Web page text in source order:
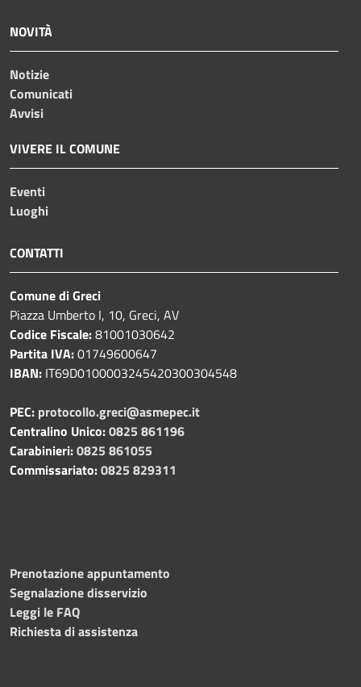
NOVITÀ
Notizie
Comunicati
Avvisi
VIVERE IL COMUNE
Eventi
Luoghi
CONTATTI
Comune di Greci
Piazza Umberto I, 10, Greci, AV
Codice Fiscale:81001030642
Partita IVA:01749600647
IBAN: IT69D0100003245420300304548
PEC: protocollo.greci@asmepec.it
Centralino Unico:0825 861196
Carabinieri:0825 861055
Commissariato:0825 829311
Prenotazione appuntamento
Segnalazione disservizio
Leggi le FAQ
Richiesta di assistenza